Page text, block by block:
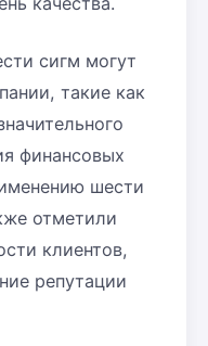
сигм могут
такие как
финансовых
шести
отметили
клиентов,
репутации